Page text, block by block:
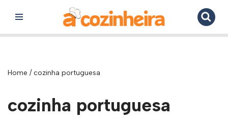
para
Home /cozinha portuguesa
cozinha portuguesa